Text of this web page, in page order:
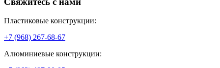
Пластиковые конструкции:
+7 (968) 267-68-67
Алюминиевые конструкции: